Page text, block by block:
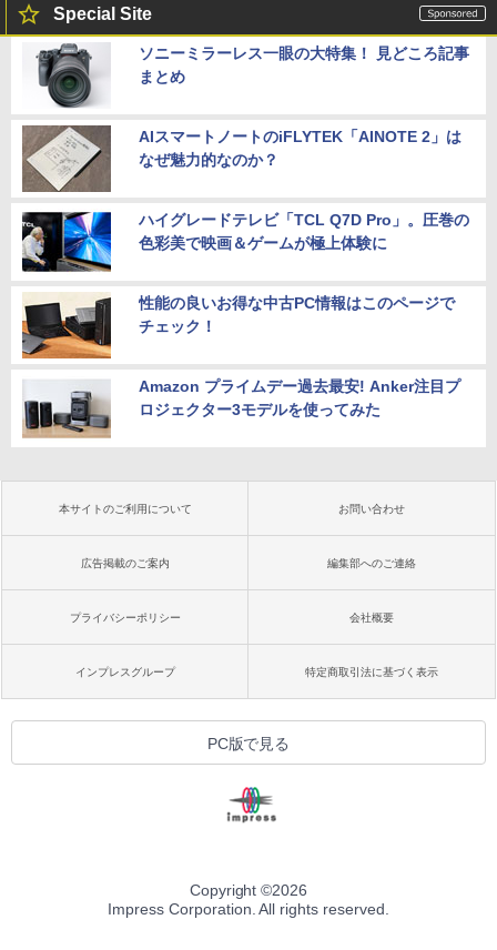
Special Site
ソニーミラーレス一眼の大特集！ 見どころ記事
まとめ
AIスマートノートのiFLYTEK「AINOTE 2」は
なぜ魅力的なのか？
ハイグレードテレビ「TCL Q7D Pro」。圧巻の
色彩美で映画＆ゲームが極上体験に
性能の良いお得な中古PC情報はこのページで
チェック！
Amazon プライムデー過去最安! Anker注目プ
ロジェクター3モデルを使ってみた
本サイトのご利用について お問い合わせ
広告掲載のご案内 編集部へのご連絡
プライバシーポリシー 会社概要
インプレスグループ 特定商取引法に基づく表示
PC版で見る
Copyright ©2026
Impress Corporation. All rights reserved.